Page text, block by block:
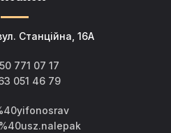
Станційна, 16А
771 07 17
051 46 79